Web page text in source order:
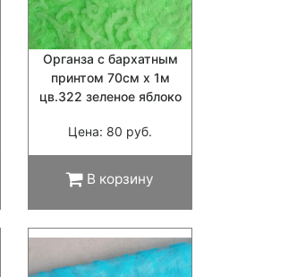
Органза с бархатным
принтом 70см х 1м
цв.322 зеленое яблоко
Цена: 80 руб.
В корзину